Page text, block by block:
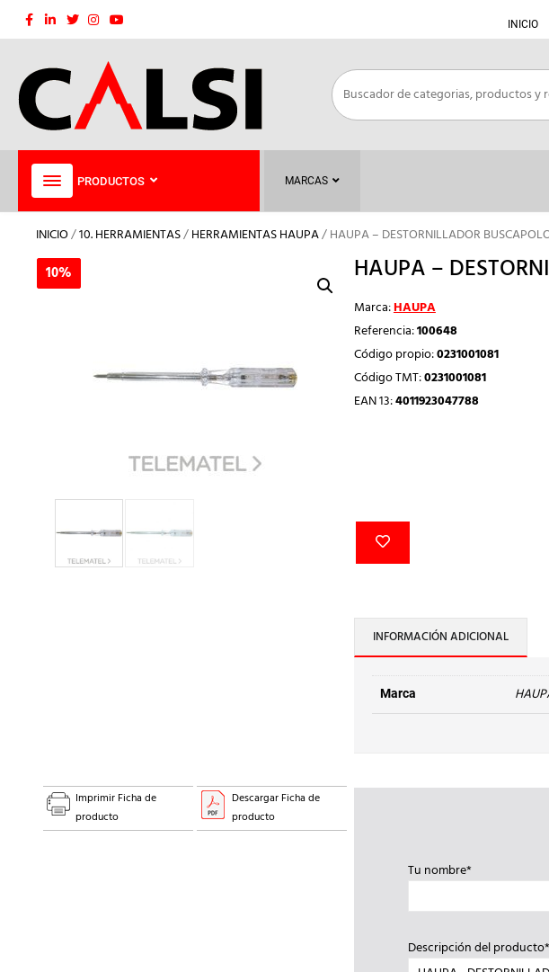
Saltar
INICIO
PRODUCTOS MARCAS
INICIO/10. HERRAMIENTAS/HERRAMIENTAS HAUPA/ HAUPA – DESTORNILLADOR
10% HAUPA –
Marca:HAUPA
Referencia:100648
Código propio:0231001081
Código TMT:0231001081
EAN 13:4011923047788
INFORMACIÓN ADICIONAL
Marca
10%
Imprimir Ficha de
producto
Descargar Ficha de
producto
Tu nombre*
Descripción del producto*